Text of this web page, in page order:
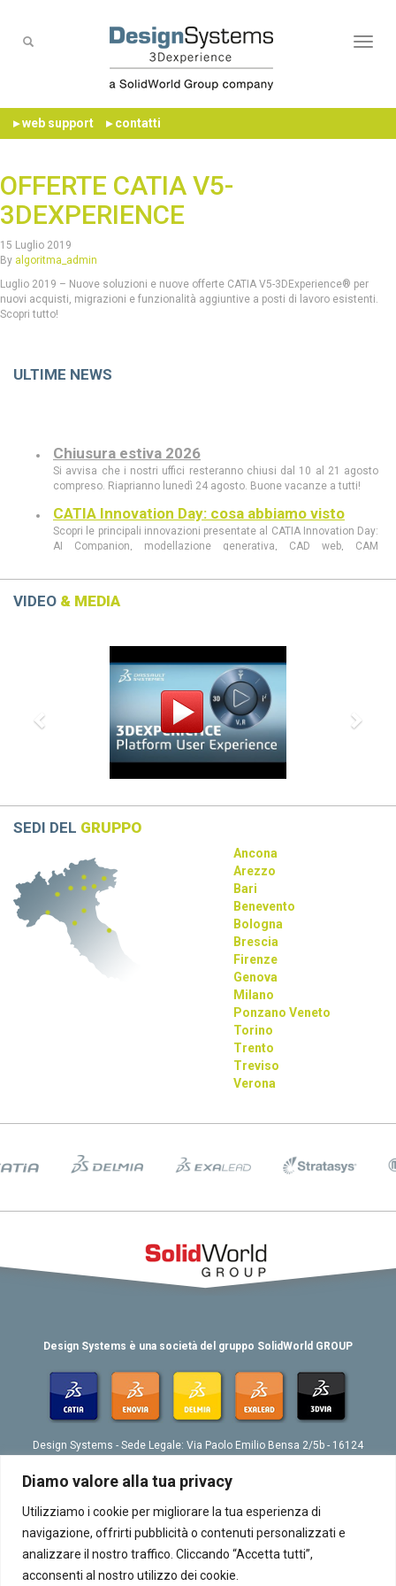
Diamo valore alla tua privacy
Utilizziamo i cookie per migliorare la tua esperienza di
navigazione, offrirti pubblicità o contenuti personalizzati e
analizzare il nostro traffico. Cliccando “Accetta tutti”,
acconsenti al nostro utilizzo dei cookie.
▸ web support ▸ contatti
OFFERTE CATIA V5-
3DEXPERIENCE
15 Luglio 2019
By algoritma_admin
Luglio 2019 – Nuove soluzioni e nuove offerte CATIA V5-3DExperience® per
nuovi acquisti, migrazioni e funzionalità aggiuntive a posti di lavoro esistenti.
Scopri tutto!
ULTIME NEWS
Chiusura estiva 2026
Si avvisa che i nostri uffici resteranno chiusi dal 10 al 21 agosto
compreso. Riaprianno lunedì 24 agosto. Buone vacanze a tutti!
CATIA Innovation Day: cosa abbiamo visto
Scopri le principali innovazioni presentate al CATIA Innovation Day:
AI Companion, modellazione generativa, CAD web, CAM
CATIA Innovation Day 11 giugno a Milano
Demo live, innovazione e casi concreti in un’unica giornata.
CATIA R2026 vs CATIA R2025: tutte le
differenze che devi conoscere
scopri le differenze tra CATIA R2026 e CATIA R2025
Dassault Systèmes, Apple e NVIDIA: una
partnership strategica
La collaborazione tra Dassault Systèmes, Apple e NVIDIA
VIDEO & MEDIA
SEDI DEL GRUPPO
Ancona
Arezzo
Bari
Benevento
Bologna
Brescia
Firenze
Genova
Milano
Ponzano Veneto
Torino
Trento
Treviso
Verona
Design Systems è una società del gruppo SolidWorld GROUP
Design Systems - Sede Legale: Via Paolo Emilio Bensa 2/5b - 16124
Tel. 039 010 4074802 - Fax 039 010 4073276 - Email:
info@designsystemsplm.it
P. IVA 01566570998